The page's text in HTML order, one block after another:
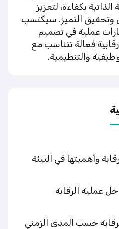
بكفاءة، لتعزيز
وتحقيق التميز. سيكتسب
عملية في تصميم
فعالة تتناسب مع
والتنظيمية.
وأهميتها في البيئة
عملية الرقابة
حسب المدى الزمني